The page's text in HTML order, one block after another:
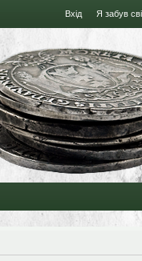
Вхід Я забув